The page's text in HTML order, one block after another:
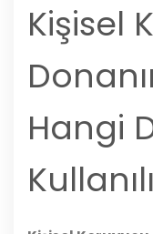
Kişisel
Hangi